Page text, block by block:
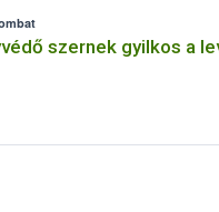
szernek gyilkos a